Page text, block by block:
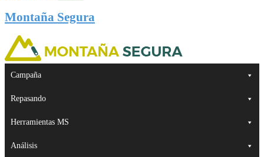
Montaña Segura
Campaña
Repasando
Herramientas MS
Análisis